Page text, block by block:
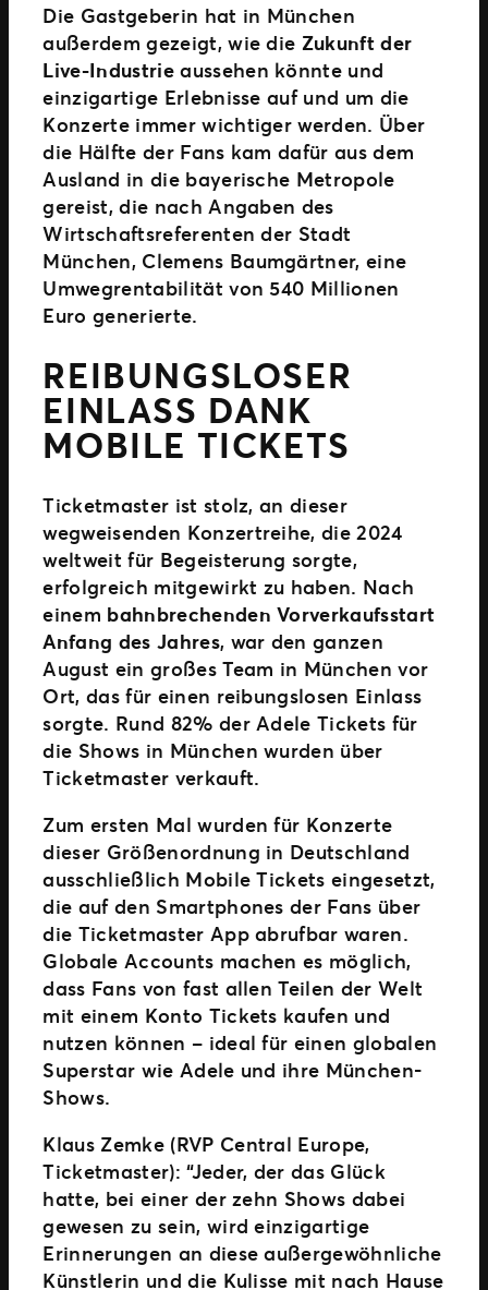
Die Gastgeberin hat in München
außerdem gezeigt, wie die Zukunft der
Live-Industrieaussehen könnte und
einzigartige Erlebnisse auf und um die
Konzerte immer wichtiger werden. Über
die Hälfte der Fans kam dafür aus dem
Ausland in die bayerische Metropole
gereist, die nach Angaben des
Wirtschaftsreferenten der Stadt
München, Clemens Baumgärtner, eine
Umwegrentabilität von 540 Millionen
Euro generierte.
REIBUNGSLOSER
EINLASS DANK
MOBILE TICKETS
Ticketmaster ist stolz, an dieser
wegweisenden Konzertreihe, die 2024
weltweit für Begeisterung sorgte,
erfolgreich mitgewirkt zu haben. Nach
einem bahnbrechenden Vorverkaufsstart
Anfang des Jahres, war den ganzen
August ein großes Team in München vor
Ort, das für einen reibungslosen Einlass
sorgte. Rund 82% der Adele Tickets für
die Shows in München wurden über
Ticketmaster verkauft.
Zum ersten Mal wurden für Konzerte
dieser Größenordnung in Deutschland
ausschließlich Mobile Tickets eingesetzt,
die auf den Smartphones der Fans über
die Ticketmaster App abrufbar waren.
Globale Accounts machen es möglich,
dass Fans von fast allen Teilen der Welt
mit einem Konto Tickets kaufen und
nutzen können – ideal für einen globalen
Superstar wie Adele und ihre München-
Shows.
Klaus Zemke (RVP Central Europe,
Ticketmaster): “Jeder, der das Glück
hatte, bei einer der zehn Shows dabei
gewesen zu sein, wird einzigartige
Erinnerungen an diese außergewöhnliche
Künstlerin und die Kulisse mit nach Hause